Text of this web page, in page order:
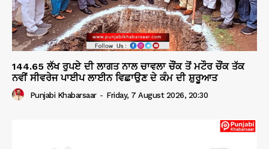
144.65 ਲੱਖ ਰੁਪਏ ਦੀ ਲਾਗਤ ਨਾਲ ਚਾਵਲਾ ਚੌਂਕ ਤੋਂ ਮਟੌਰ ਚੌਂਕ ਤੱਕ
ਨਵੀਂ ਸੀਵਰੇਜ ਪਾਈਪ ਲਾਈਨ ਵਿਛਾਉਣ ਦੇ ਕੰਮ ਦੀ ਸ਼ੁਰੂਆਤ
Punjabi Khabarsaar - Friday, 7 August 2026, 20:30